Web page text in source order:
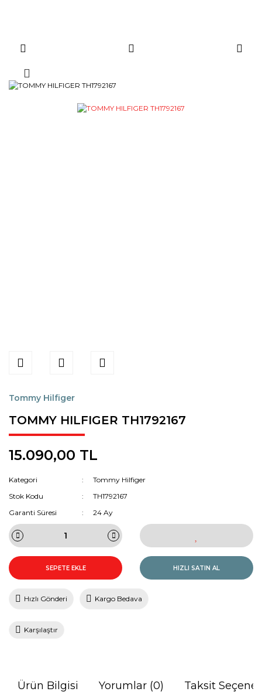
Tommy Hilfiger
TOMMY HILFIGER TH1792167
15.090,00 TL
Kategori
Tommy Hilfiger
Stok Kodu
TH1792167
Garanti Süresi
24 Ay
SEPETE EKLE HIZLI SATIN AL
Hızlı Gönderi Kargo Bedava
Karşılaştır
Ürün Bilgisi Yorumlar (0) Taksit